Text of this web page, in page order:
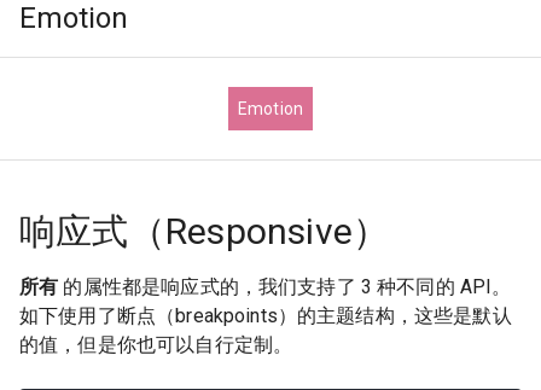
Emotion
Emotion
响应式（Responsive）
所有 的属性都是响应式的，我们支持了 3 种不同的 API。
如下使用了断点（breakpoints）的主题结构，这些是默认
的值，但是你也可以自行定制。